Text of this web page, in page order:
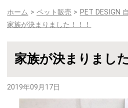
ホーム ペット販売
PET DESIGN
家族が決まりました！！！
家族が決まりまし
2019年09月17日